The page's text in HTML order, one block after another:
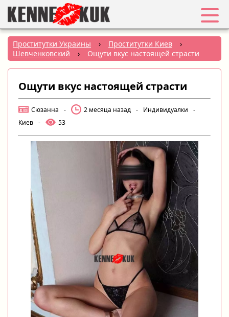
Избранное
Вход
Регистрация
Города:
РУС|
УКР
Создать объявление
Проститутки Украины › Проститутки Киев
›
Шевченковский
› Ощути вкус настоящей страсти
Ощути вкус настоящей страсти
Сюзанна - 2 месяца назад - Индивидуалки
-
Киев - 53